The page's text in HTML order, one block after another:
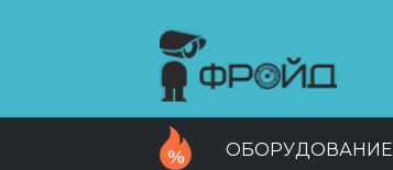
ОБОРУДОВАНИЕ